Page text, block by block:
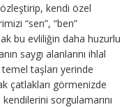
kendi özel
“sen”, “ben”
bu evliliğin daha huzurlu
saygı alanlarını ihlal
taşları yerinde
çatlakları görmenizde
sorgulamarını